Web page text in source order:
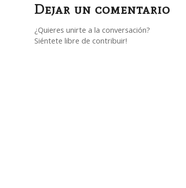
Dejar un comentario
¿Quieres unirte a la conversación?
Siéntete libre de contribuir!